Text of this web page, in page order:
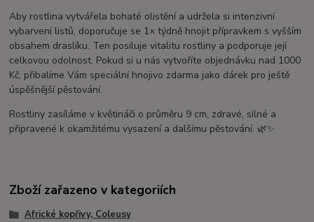
Aby rostlina vytvářela bohaté olistění a udržela si intenzivní
vybarvení listů, doporučuje se 1× týdně hnojit přípravkem s vyšším
obsahem draslíku. Ten posiluje vitalitu rostliny a podporuje její
celkovou odolnost. Pokud si u nás vytvoříte objednávku nad 1000
Kč, přibalíme Vám speciální hnojivo zdarma jako dárek pro ještě
úspěšnější pěstování.
Rostliny zasíláme v květináči o průměru 9 cm, zdravé, silné a
připravené k okamžitému vysazení a dalšímu pěstování. 🌿✨
Zboží zařazeno v kategoriích
Africké kopřivy, Coleusy